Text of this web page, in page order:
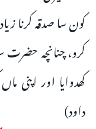
کون سا صدقہ کرنا
کرو، چنانچہ
کھدوایا اور
داود)